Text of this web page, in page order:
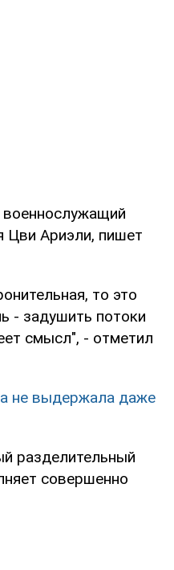
Ариэли, пишет
то это
- задушить потоки
смысл", - отметил
не выдержала даже
разделительный
совершенно